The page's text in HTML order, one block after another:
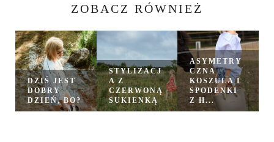
ZOBACZ RÓWNIEŻ
DZIŚ JEST
DOBRY
DZIEŃ, BO?
STYLIZACJ
A Z
CZERWONĄ
SUKIENKĄ
ASYMETRY
CZNA
KOSZULA I
SPODENKI
Z H...